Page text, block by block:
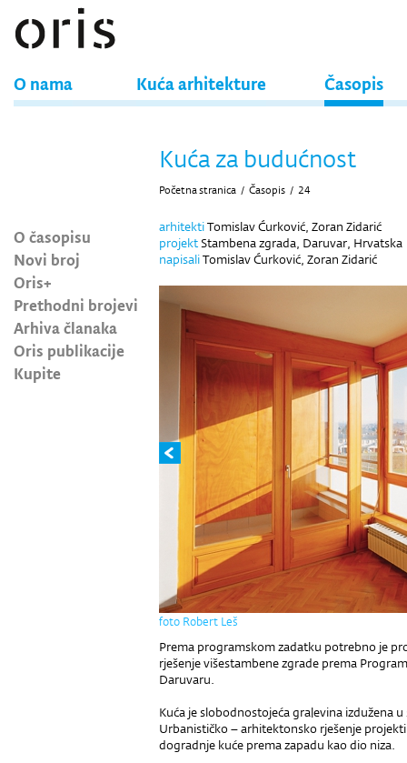
O nama Kuća arhitekture Časopis
O časopisu
Novi broj
Oris+
Prethodni brojevi
Arhiva članaka
Oris publikacije
Kupite
Kuća za budućnost
Početna stranica / Časopis / 24
arhitektiTomislav Ćurković, Zoran Zidarić
projektStambena zgrada, Daruvar, Hrvatska
napisaliTomislav Ćurković, Zoran Zidarić
foto Robert Leš
Prema programskom zadatku potrebno je
rješenje višestambene zgrade prema
Daruvaru.
Kuća je slobodnostojeća gra|evina izdužena
Urbanističko – arhitektonsko rješenje
dogradnje kuće prema zapadu kao dio niza.